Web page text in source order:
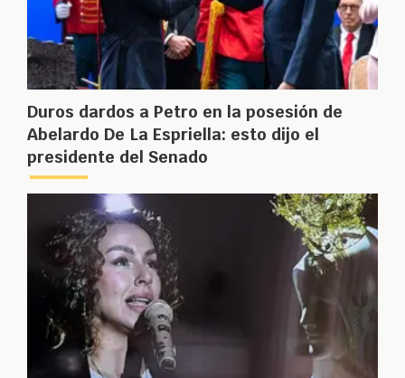
Duros dardos a Petro en la posesión de
Abelardo De La Espriella: esto dijo el
presidente del Senado